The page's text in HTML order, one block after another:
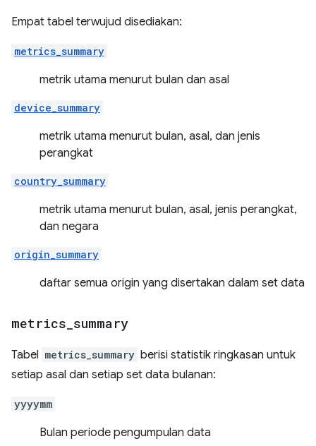
Empat tabel terwujud disediakan:
metrics_summary
metrik utama menurut bulan dan asal
device_summary
metrik utama menurut bulan, asal, dan jenis
perangkat
country_summary
metrik utama menurut bulan, asal, jenis perangkat,
dan negara
origin_summary
daftar semua origin yang disertakan dalam set data
metrics summary
Tabel metrics_summary berisi statistik ringkasan untuk
setiap asal dan setiap set data bulanan:
yyyymm
Bulan periode pengumpulan data